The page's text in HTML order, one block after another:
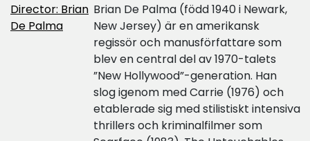
Director: Brian
De Palma
Brian De Palma (född 1940 i Newark,
New Jersey) är en amerikansk
regissör och manusförfattare som
blev en central del av 1970-talets
”New Hollywood”-generation. Han
slog igenom med Carrie (1976) och
etablerade sig med stilistiskt intensiva
thrillers och kriminalfilmer som